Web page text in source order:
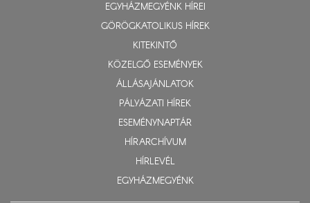
EGYHÁZMEGYÉNK HÍREI
GÖRÖGKATOLIKUS HÍREK
KITEKINTŐ
KÖZELGŐ ESEMÉNYEK
ÁLLÁSAJÁNLATOK
PÁLYÁZATI HÍREK
ESEMÉNYNAPTÁR
HÍRARCHÍVUM
HÍRLEVÉL
EGYHÁZMEGYÉNK